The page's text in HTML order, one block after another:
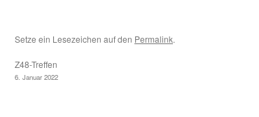
Setze ein Lesezeichen auf den Permalink.
Z48-Treffen
6. Januar 2022